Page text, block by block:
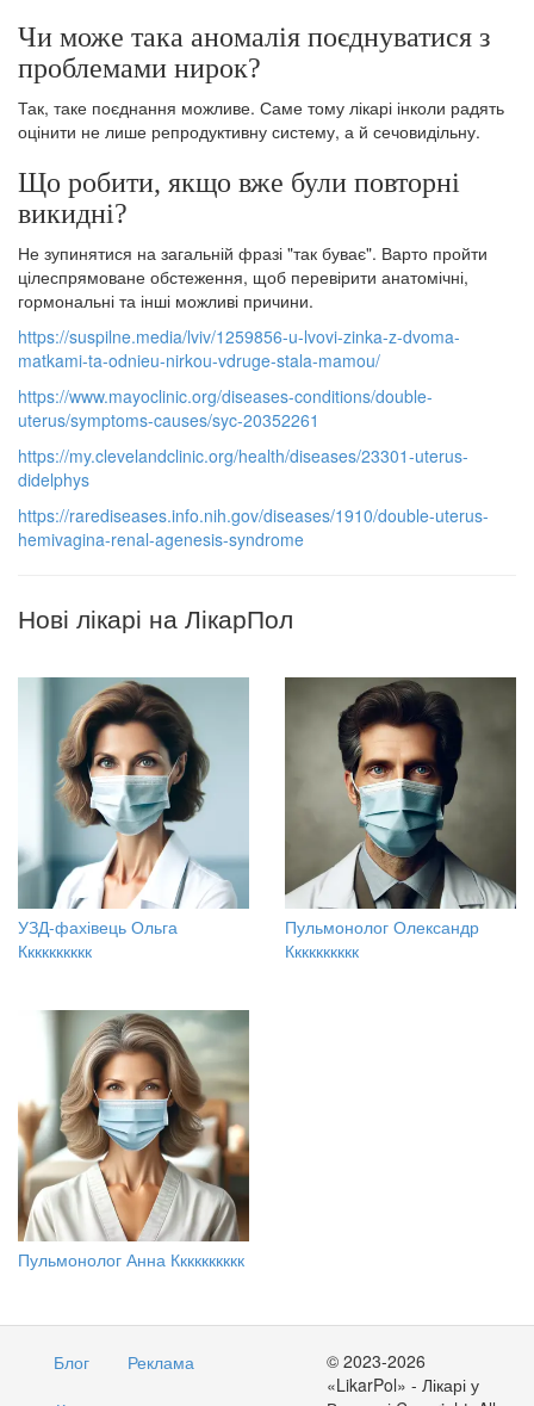
Чи може така аномалія поєднуватися з
проблемами нирок?
Так, таке поєднання можливе. Саме тому лікарі інколи радять
оцінити не лише репродуктивну систему, а й сечовидільну.
Що робити, якщо вже були повторні
викидні?
Не зупинятися на загальній фразі "так буває". Варто пройти
цілеспрямоване обстеження, щоб перевірити анатомічні,
гормональні та інші можливі причини.
https://suspilne.media/lviv/1259856-u-lvovi-zinka-z-dvoma-
matkami-ta-odnieu-nirkou-vdruge-stala-mamou/
https://www.mayoclinic.org/diseases-conditions/double-
uterus/symptoms-causes/syc-20352261
https://my.clevelandclinic.org/health/diseases/23301-uterus-
didelphys
https://rarediseases.info.nih.gov/diseases/1910/double-uterus-
hemivagina-renal-agenesis-syndrome
Нові лікарі на ЛікарПол
УЗД-фахівець Ольга
Кккккккккк
Пульмонолог Олександр
Кккккккккк
Пульмонолог Анна Кккккккккк
Блог
Реклама
© 2023-2026
«LikarPol» - Лікарі у